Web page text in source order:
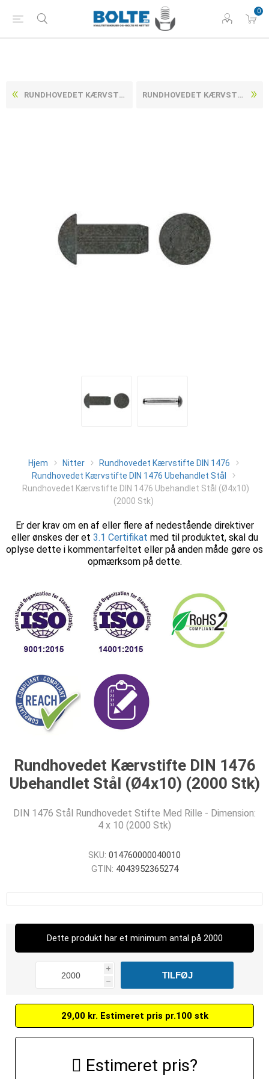
0
RUNDHOVEDET KÆRVSTIFTE DIN 1476 UBEHANDLET STÅL (Ø3X8) (5000 STK) RUNDHOVEDET KÆRVSTIFTE DIN 1476 UBEHANDLET STÅL (Ø4X10) (500 STK)
Hjem Nitter
Rundhovedet Kærvstifte DIN 1476
Rundhovedet Kærvstifte DIN 1476 Ubehandlet Stål
Rundhovedet Kærvstifte DIN 1476 Ubehandlet Stål (Ø4x10)
(2000 Stk)
Er der krav om en af eller flere af nedestående direktiver
eller ønskes der et 3.1 Certifikat med til produktet, skal du
oplyse dette i kommentarfeltet eller på anden måde gøre os
opmærksom på dette.
Rundhovedet Kærvstifte DIN 1476
Ubehandlet Stål (Ø4x10) (2000 Stk)
DIN 1476 Stål Rundhovedet Stifte Med Rille - Dimension:
4 x 10 (2000 Stk)
SKU: 014760000040010
GTIN: 4043952365274
Dette produkt har et minimum antal på 2000
i
h
29,00 kr. Estimeret pris pr.100 stk
Estimeret pris?